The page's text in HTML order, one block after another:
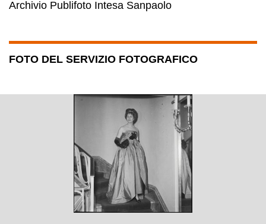
Archivio Publifoto Intesa Sanpaolo
FOTO DEL SERVIZIO FOTOGRAFICO